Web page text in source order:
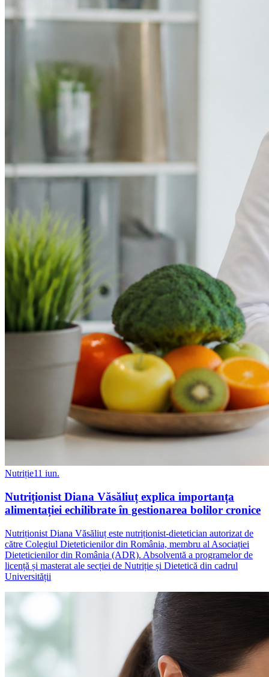
Nutriție11 iun.
Nutriționist Diana Văsăliuț explica importanța
alimentației echilibrate în gestionarea bolilor cronice
Nutriționist Diana Văsăliuț este nutriționist-dietetician autorizat de
către Colegiul Dieteticienilor din România, membru al Asociației
Dieteticienilor din România (ADR). Absolventă a programelor de
licență și masterat ale secției de Nutriție și Dietetică din cadrul
Universității